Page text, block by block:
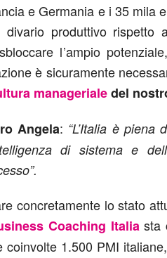
e Germania e i 35 mila
produttivo rispetto
l’ampio
è sicuramente
managerialedel
Angela: “L’Italia è
di sistema e
concretamente lo stato
Coaching Italia sta
coinvolte 1.500 PMI